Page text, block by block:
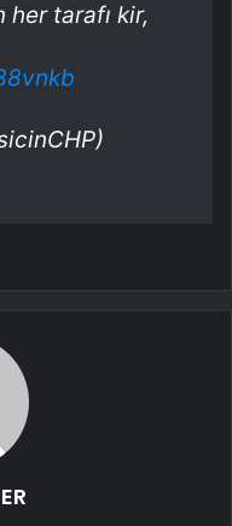
her tarafı kir,